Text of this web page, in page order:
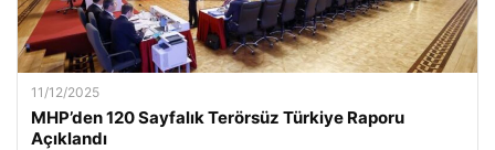
11/12/2025
MHP’den 120 Sayfalık Terörsüz Türkiye Raporu
Açıklandı